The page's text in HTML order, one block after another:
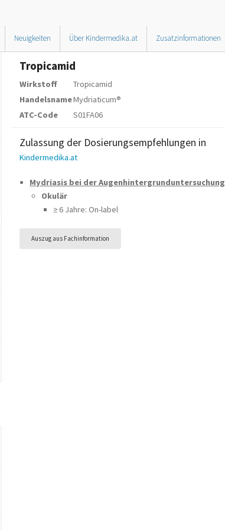
Neuigkeiten Über Kindermedika.at Zusatzinformationen
Tropicamid
Wirkstoff
Tropicamid
HandelsnameMydriaticum®
ATC-Code
S01FA06
Zulassung der Dosierungsempfehlungen in
Kindermedika.at
Mydriasis bei der Augenhintergrunduntersuchung
Okulär
≥ 6 Jahre: On-label
Auszug aus Fachinformation